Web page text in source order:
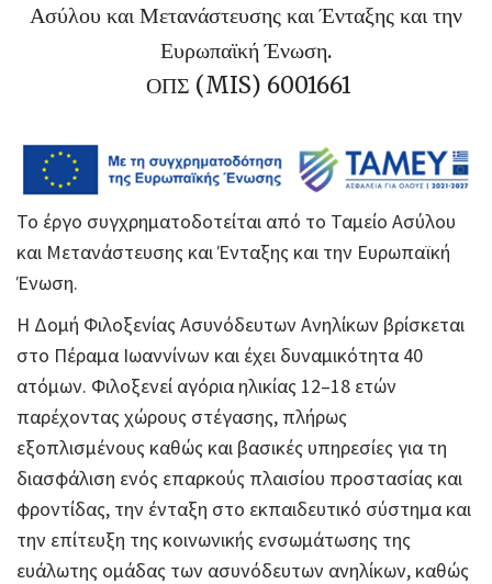
Ασύλου και Μετανάστευσης και Ένταξης και την
Ευρωπαϊκή Ένωση.
ΟΠΣ (MIS) 6001661
Το έργο συγχρηματοδοτείται από το Ταμείο Ασύλου
και Μετανάστευσης και Ένταξης και την Ευρωπαϊκή
Ένωση.
Η Δομή Φιλοξενίας Ασυνόδευτων Ανηλίκων βρίσκεται
στο Πέραμα Ιωαννίνων και έχει δυναμικότητα 40
ατόμων. Φιλοξενεί αγόρια ηλικίας 12–18 ετών
παρέχοντας χώρους στέγασης, πλήρως
εξοπλισμένους καθώς και βασικές υπηρεσίες για τη
διασφάλιση ενός επαρκούς πλαισίου προστασίας και
φροντίδας, την ένταξη στο εκπαιδευτικό σύστημα και
την επίτευξη της κοινωνικής ενσωμάτωσης της
ευάλωτης ομάδας των ασυνόδευτων ανηλίκων, καθώς